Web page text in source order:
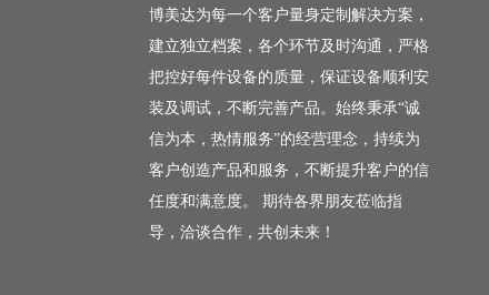
博美达为每一个客户量身定制解决方案，
建立独立档案，各个环节及时沟通，严格
把控好每件设备的质量，保证设备顺利安
装及调试，不断完善产品。始终秉承“诚
信为本，热情服务”的经营理念，持续为
客户创造产品和服务，不断提升客户的信
任度和满意度。 期待各界朋友莅临指
导，洽谈合作，共创未来！